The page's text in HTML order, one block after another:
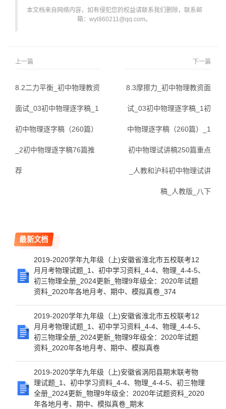
本文档来自网络内容，如有侵犯您的权益请联系我们删除，联系邮
箱：wyl860211@qq.com。
上一篇
8.2二力平衡_初中物理教资
面试_03初中物理逐字稿_1
初中物理逐字稿（260篇）
_2初中物理逐字稿76篇推
荐
下一篇
8.3摩擦力_初中物理教资面
试_03初中物理逐字稿_1初
中物理逐字稿（260篇）_1
初中物理试讲稿250篇重点
_人教和沪科初中物理试讲
稿_人教版_八下
最新文档
2019-2020学年九年级（上)安徽省淮北市五校联考12
月月考物理试题_1、初中学习资料_4-4、物理_4-4-5、
初三物理全册_2024更新_物理9年级全：2020年试题
资料_2020年各地月考、期中、模拟真卷_374
2019-2020学年九年级（上)安徽省淮北市五校联考12
月月考物理试题_1、初中学习资料_4-4、物理_4-4-5、
初三物理全册_2024更新_物理9年级全：2020年试题
资料_2020年各地月考、期中、模拟真卷
2019-2020学年九年级（上)安徽省涡阳县期末联考物
理试题_1、初中学习资料_4-4、物理_4-4-5、初三物理
全册_2024更新_物理9年级全：2020年试题资料_2020
年各地月考、期中、模拟真卷_期末